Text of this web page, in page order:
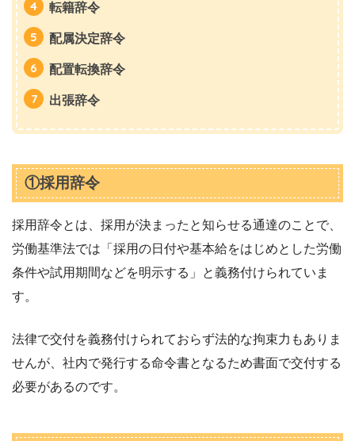
転籍辞令
配属決定辞令
配置転換辞令
出張辞令
①採用辞令
採用辞令とは、採用が決まったと知らせる通達のことで、
労働基準法では「採用の日付や基本給をはじめとした労働
条件や試用期間などを明示する」と義務付けられていま
す。
法律で交付を義務付けられておらず法的な拘束力もありま
せんが、社内で発行する命令書となるため書面で交付する
必要があるのです。